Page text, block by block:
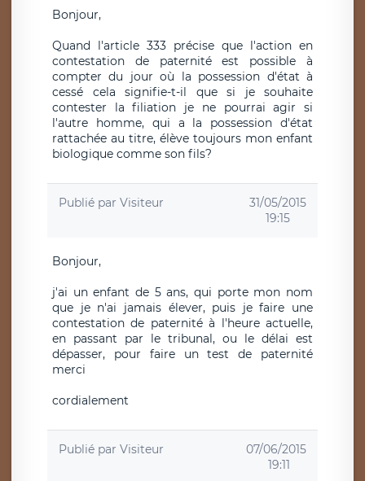
Bonjour,
Quand l'article 333 précise que l'action en
contestation de paternité est possible à
compter du jour où la possession d'état à
cessé cela signifie-t-il que si je souhaite
contester la filiation je ne pourrai agir si
l'autre homme, qui a la possession d'état
rattachée au titre, élève toujours mon enfant
biologique comme son fils?
Publié par Visiteur
31/05/2015
19:15
Bonjour,
j'ai un enfant de 5 ans, qui porte mon nom
que je n'ai jamais élever, puis je faire une
contestation de paternité à l'heure actuelle,
en passant par le tribunal, ou le délai est
dépasser, pour faire un test de paternité
merci
cordialement
Publié par Visiteur
07/06/2015
19:11